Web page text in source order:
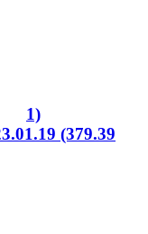
1)
(379.39